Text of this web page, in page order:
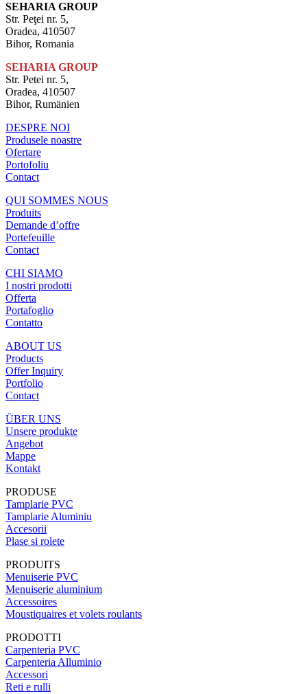
SEHARIA GROUP
Str. Peţei nr. 5,
Oradea, 410507
Bihor, Romania
SEHARIA GROUP
Str. Petei nr. 5,
Oradea, 410507
Bihor, Rumänien
DESPRE NOI
Produsele noastre
Ofertare
Portofoliu
Contact
QUI SOMMES NOUS
Produits
Demande d’offre
Portefeuille
Contact
CHI SIAMO
I nostri prodotti
Offerta
Portafoglio
Contatto
ABOUT US
Products
Offer Inquiry
Portfolio
Contact
ÜBER UNS
Unsere produkte
Angebot
Mappe
Kontakt
PRODUSE
Tamplarie PVC
Tamplarie Aluminiu
Accesorii
Plase si rolete
PRODUITS
Menuiserie PVC
Menuiserie aluminium
Accessoires
Moustiquaires et volets roulants
PRODOTTI
Carpenteria PVC
Carpenteria Alluminio
Accessori
Reti e rulli